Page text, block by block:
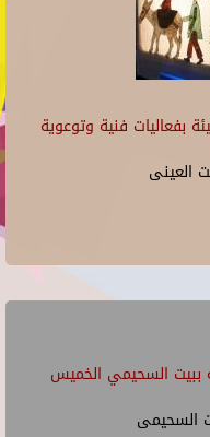
بفعاليات فنية وتوعوية
العينى
ببيت السحيمي الخميس
السحيمى